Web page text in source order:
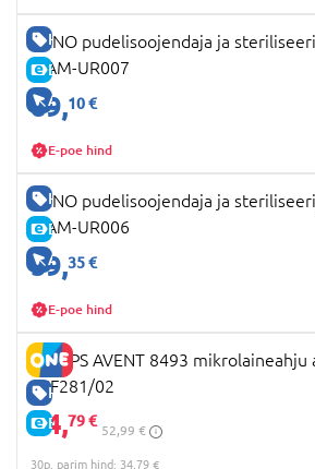
HEA HIND
E-HIND
AINULT VEEBIS
NENO pudelisoojendaja ja
MAM-UR007
89,10 €
E-poe hind
HEA HIND
E-HIND
AINULT VEEBIS
NENO pudelisoojendaja ja
MAM-UR006
59,35 €
E-poe hind
HEA HIND
E-HIND
PHILIPS AVENT 8493
SCF281/02
34,79 €
52,99 €
30p. parim hind: 34,79 €